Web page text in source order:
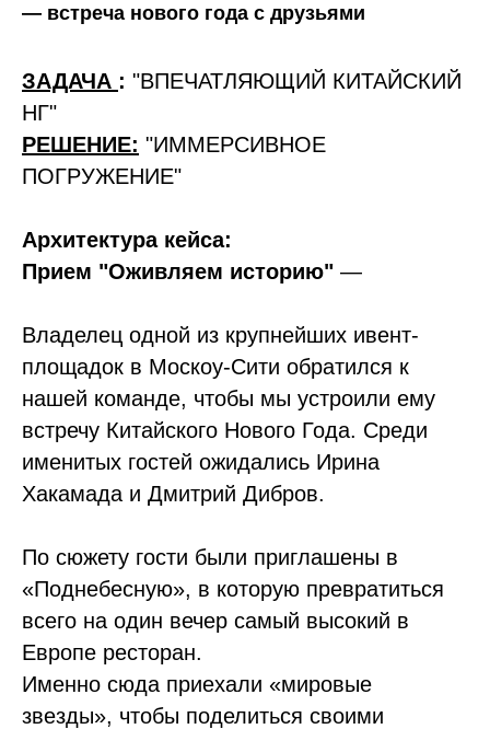
— встреча нового года с друзьями
ЗАДАЧА : "ВПЕЧАТЛЯЮЩИЙ КИТАЙСКИЙ
НГ"
РЕШЕНИЕ: "ИММЕРСИВНОЕ
ПОГРУЖЕНИЕ"
Архитектура кейса:
Прием "Оживляем историю" —
Владелец одной из крупнейших ивент-
площадок в Москоу-Сити обратился к
нашей команде, чтобы мы устроили ему
встречу Китайского Нового Года. Среди
именитых гостей ожидались Ирина
Хакамада и Дмитрий Дибров.
По сюжету гости были приглашены в
«Поднебесную», в которую превратиться
всего на один вечер самый высокий в
Европе ресторан.
Именно сюда приехали «мировые
звезды», чтобы поделиться своими